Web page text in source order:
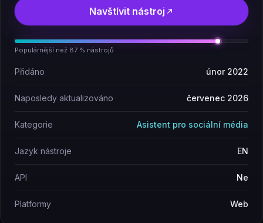
Navštívit nástroj
Populárnější než 87 % nástrojů
Přidáno únor 2022
Naposledy aktualizováno červenec 2026
Kategorie Asistent pro sociální média
Jazyk nástroje EN
API Ne
Platformy Web